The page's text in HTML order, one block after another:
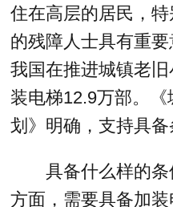
住在高层的居民，
的残障人士具有重要
我国在推进城镇老
装电梯12.9万部。《
划》明确，支持具备
具备什么样的
方面，需要具备加